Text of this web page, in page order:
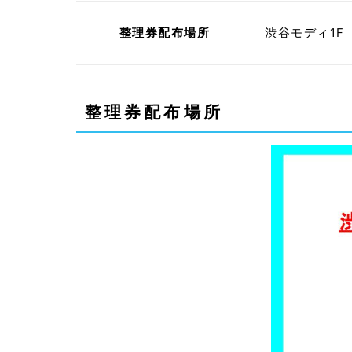
整理券配布場所 渋谷モディ
整理券配布場所